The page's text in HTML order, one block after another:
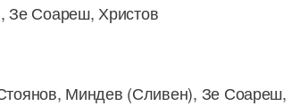
Зе Соареш, Христов
Миндев (Сливен), Зе Соареш,